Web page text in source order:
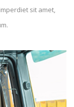
sit amet,